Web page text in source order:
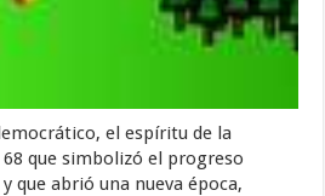
el espíritu de la
que simbolizó el progreso
que abrió una nueva época,